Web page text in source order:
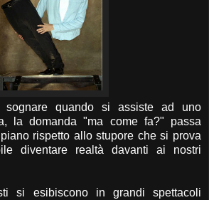
sognare quando si assiste ad uno
la domanda "ma come fa?" passa
rispetto allo stupore che si prova
diventare realtà davanti ai nostri
si esibiscono in grandi spettacoli